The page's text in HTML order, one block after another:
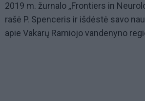
2019 m. žurnalo „Frontiers in
rašė P. Spenceris ir išdėstė savo
apie Vakarų Ramiojo vandenyno